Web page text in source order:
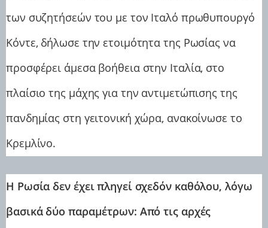
των συζητήσεών του με τον Ιταλό πρωθυπουργό
Κόντε, δήλωσε την ετοιμότητα της Ρωσίας να
προσφέρει άμεσα βοήθεια στην Ιταλία, στο
πλαίσιο της μάχης για την αντιμετώπισης της
πανδημίας στη γειτονική χώρα, ανακοίνωσε το
Κρεμλίνο.
Η Ρωσία δεν έχει πληγεί σχεδόν καθόλου, λόγω
βασικά δύο παραμέτρων: Από τις αρχές